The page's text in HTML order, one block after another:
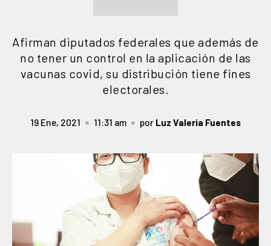
Afirman diputados federales que además de
no tener un control en la aplicación de las
vacunas covid, su distribución tiene fines
electorales.
19 Ene, 2021 11:31 am por Luz Valeria Fuentes